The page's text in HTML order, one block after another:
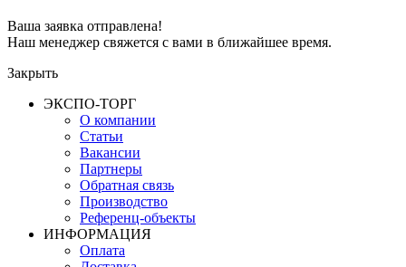
Ваша заявка отправлена!
Наш менеджер свяжется с вами в ближайшее время.
Закрыть
ЭКСПО-ТОРГ
О компании
Статьи
Вакансии
Партнеры
Обратная связь
Производство
Референц-объекты
ИНФОРМАЦИЯ
Оплата